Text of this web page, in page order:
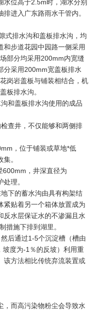
水位高于2.5m时，湖水分别
进入广东路雨水干管内。
式排水沟和盖板排水沟，均
和步道花园中园路一侧采用
部分均采用200mm内宽缝
分采用200mm宽盖板排水
岗岩盖板与铺装相结合，机
板排水沟。
和盖板排水沟使用的成品
查井，不仅能够和两侧排
，位于铺装或草地*低
。
600mm，井深直径为
理。
下的蓄水沟由具有构架结
紧贴着另一个箱体放置成为
反水层保证水的不渗漏且水
措施下排到湖里。
后通过1-5个沉淀槽（槽由
坡度为-1％的反坡）利用重
该方法相比传统弃流装置或
，而高污染物粉尘会导致水